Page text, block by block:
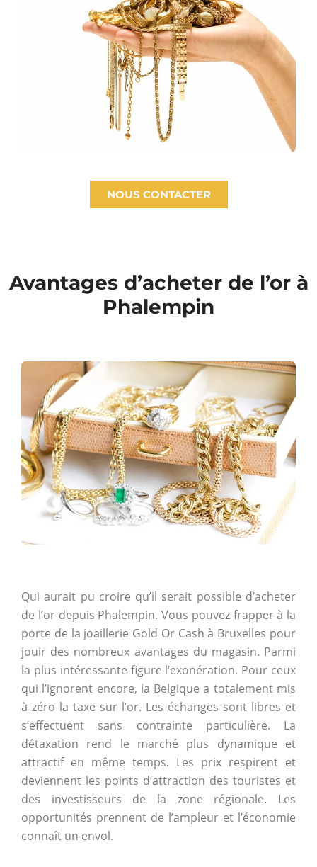
NOUS CONTACTER
Avantages d’acheter de l’or à
Phalempin
Qui aurait pu croire qu’il serait possible d’acheter
de l’or depuis Phalempin. Vous pouvez frapper à la
porte de la joaillerie Gold Or Cash à Bruxelles pour
jouir des nombreux avantages du magasin. Parmi
la plus intéressante figure l’exonération. Pour ceux
qui l’ignorent encore, la Belgique a totalement mis
à zéro la taxe sur l’or. Les échanges sont libres et
s’effectuent sans contrainte particulière. La
détaxation rend le marché plus dynamique et
attractif en même temps. Les prix respirent et
deviennent les points d’attraction des touristes et
des investisseurs de la zone régionale. Les
opportunités prennent de l’ampleur et l’économie
connaît un envol.